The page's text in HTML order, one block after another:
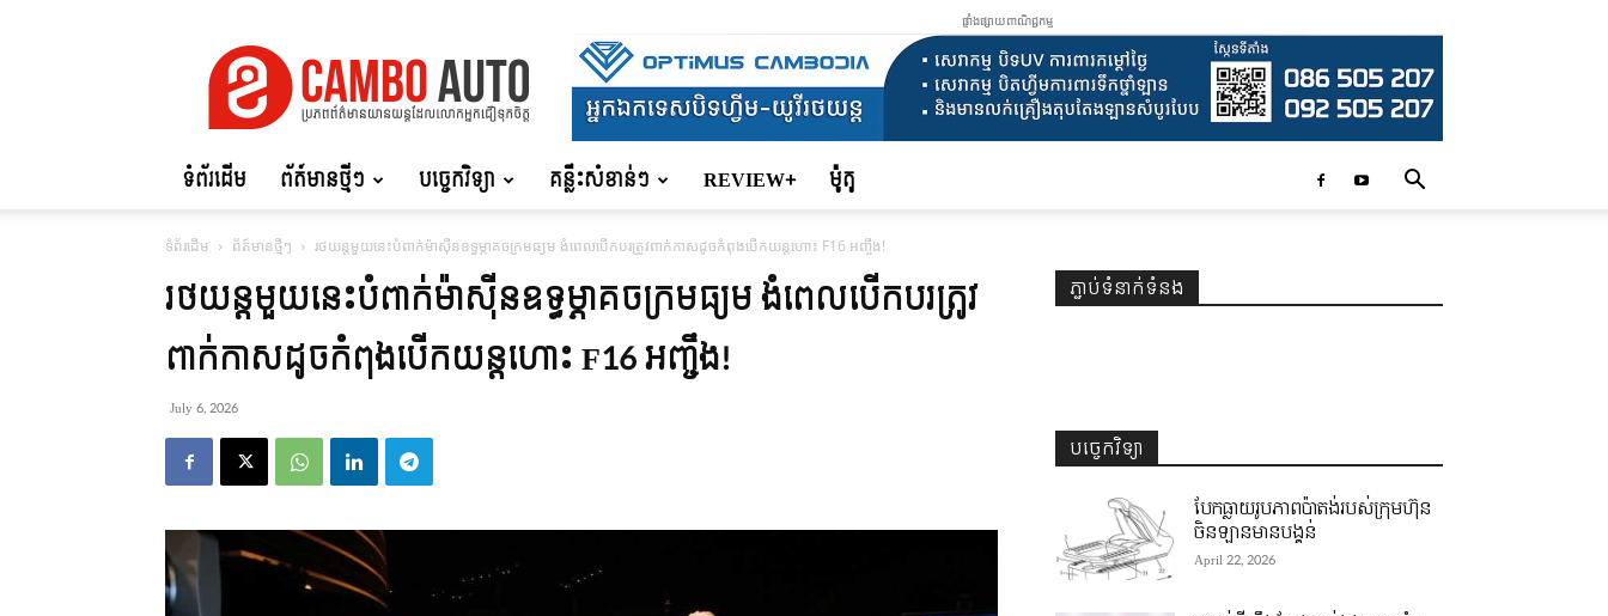
Auto
ផ្ទាំងផ្សាយពាណិជ្ជកម្ម
ទំព័រដើម ព័ត៍មានថ្មីៗ បច្ចេកវិទ្យា គន្លឹះសំខាន់ៗ REVIEW+ ម៉ូតូ
ទំព័រដើម ព័ត៍មានថ្មីៗ រថយន្តមួយនេះបំពាក់ម៉ាស៊ីនឧទ្ធម្ភាគចក្រមធ្យម ងំពេលបើកបរត្រូវពាក់កាសដូចកំពុងបើកយន្តហោះ F16 អញ្ចឹង!
រថយន្តមួយនេះបំពាក់ម៉ាស៊ីនឧទ្ធម្ភាគចក្រមធ្យម ងំពេលបើកបរត្រូវ
ពាក់កាសដូចកំពុងបើកយន្តហោះ F16 អញ្ចឹង!
July 6, 2026
ភ្ជាប់ទំនាក់ទំនង
បច្ចេកវិទ្យា
បែកធ្លាយរូបភាពប៉ាតង់របស់ក្រុមហ៊ុន
ចិនឡានមានបង្គន់
April 22, 2026